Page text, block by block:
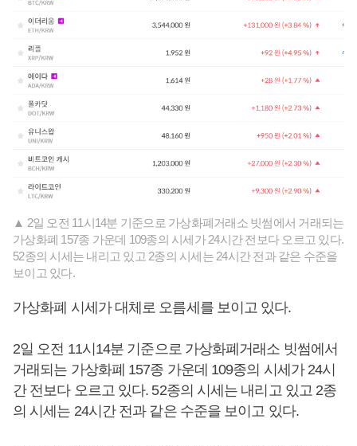
▲ 2일 오전 11시14분 기준으로 가상화폐거래소 빗썸에서 거래되는
가상화폐 157종 가운데 109종의 시세가 24시간 전보다 오르고 있다.
52종의 시세는 내리고 있고 2종의 시세는 24시간 전과 같은 수준을
보이고 있다.
가상화폐 시세가 대체로 오름세를 보이고 있다.
2일 오전 11시14분 기준으로 가상화폐거래소 빗썸에서
거래되는 가상화폐 157종 가운데 109종의 시세가 24시
간 전보다 오르고 있다. 52종의 시세는 내리고 있고 2종
의 시세는 24시간 전과 같은 수준을 보이고 있다.